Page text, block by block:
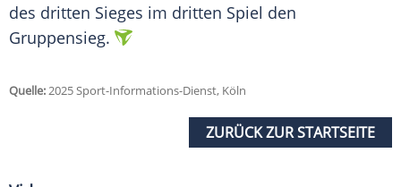
des dritten Sieges im dritten Spiel den
Gruppensieg.
Quelle:2025 Sport-Informations-Dienst, Köln
ZURÜCK ZUR STARTSEITE